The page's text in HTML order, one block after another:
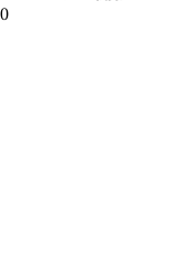
0